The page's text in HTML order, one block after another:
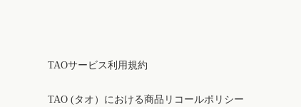
TAOサービス利用規約
TAO (タオ）における商品リコールポリシー